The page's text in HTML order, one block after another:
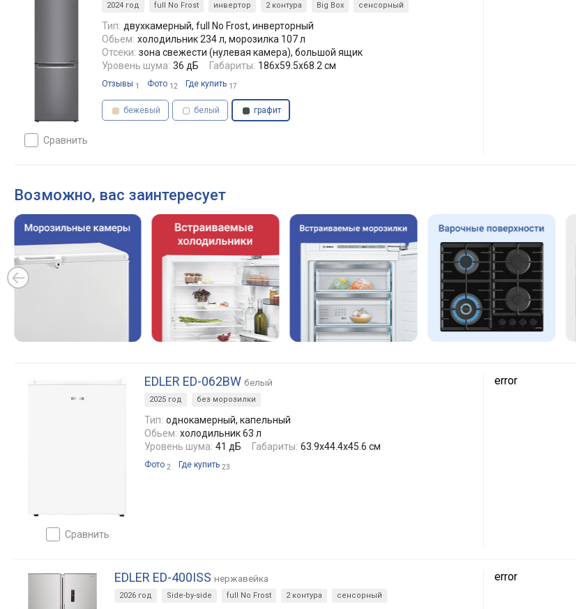
сравнить
2024 год full No Frost инвертор 2 контура Big Box сенсорный
Тип: двухкамерный, full No Frost, инверторный
Обьем: холодильник 234 л, морозилка 107 л
Отсеки: зона свежести (нулевая камера), большой ящик
Уровень шума: 36 дБ Габариты: 186x59.5x68.2 см
Отзывы 1 Фото 12 Где купить 17
бежевый белый графит
Возможно, вас заинтересует
сравнить
EDLER ED-062BW белый
2025 год без морозилки
Тип: однокамерный, капельный
Обьем: холодильник 63 л
Уровень шума: 41 дБ Габариты: 63.9х44.4х45.6 см
Фото 2 Где купить 23
error
EDLER ED-400ISS нержавейка
2026 год Side-by-side full No Frost 2 контура сенсорный
error